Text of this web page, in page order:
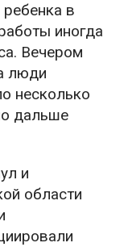
в
иногда
Вечером
люди
несколько
дальше
и
области